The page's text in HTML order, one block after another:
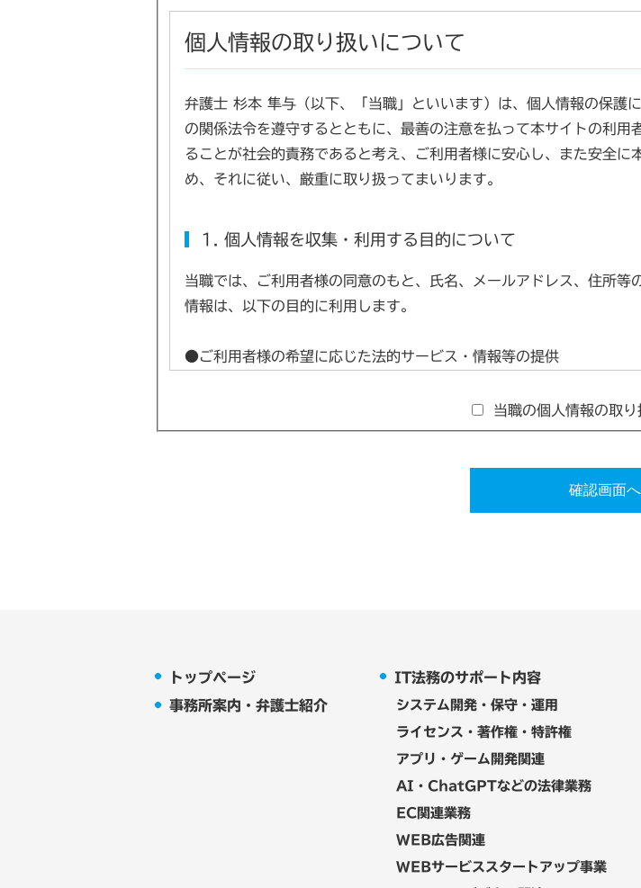
個人情報の取り扱いについて
弁護士 杉本 隼与（以下、「当職」といいます）は、個人情報の保護
の関係法令を遵守するとともに、最善の注意を払って本サイトの利
ることが社会的責務であると考え、ご利用者様に安心し、また安全
め、それに従い、厳重に取り扱ってまいります。
1. 個人情報を収集・利用する目的について
当職では、ご利用者様の同意のもと、氏名、メールアドレス、住所
情報は、以下の目的に利用します。
●ご利用者様の希望に応じた法的サービス・情報等の提供
●上記目的に付随する業務
●当職または第三者の権利、利益、名誉、信用等を保護するために必
●ご利用者様がご自身の個人情報の開示を事前承認した場合
3. 個人情報の開示、訂正・追加・削除、利用停止等
当職は、個人情報について、開示、訂正・追加・削除、利用停止等
であることを確認のうえ、個人情報保護法の定めに従い遅滞なく対応
また、開示に際しては、手数料をいただくことがありますので、あら
当職の個人情報の取
確認画面へ
トップページ
事務所案内・弁護士紹介
IT法務のサポート内容
システム開発・保守・運用
ライセンス・著作権・特許権
アプリ・ゲーム開発関連
AI・ChatGPTなどの法律業務
EC関連業務
WEB広告関連
WEBサービススタートアップ事業